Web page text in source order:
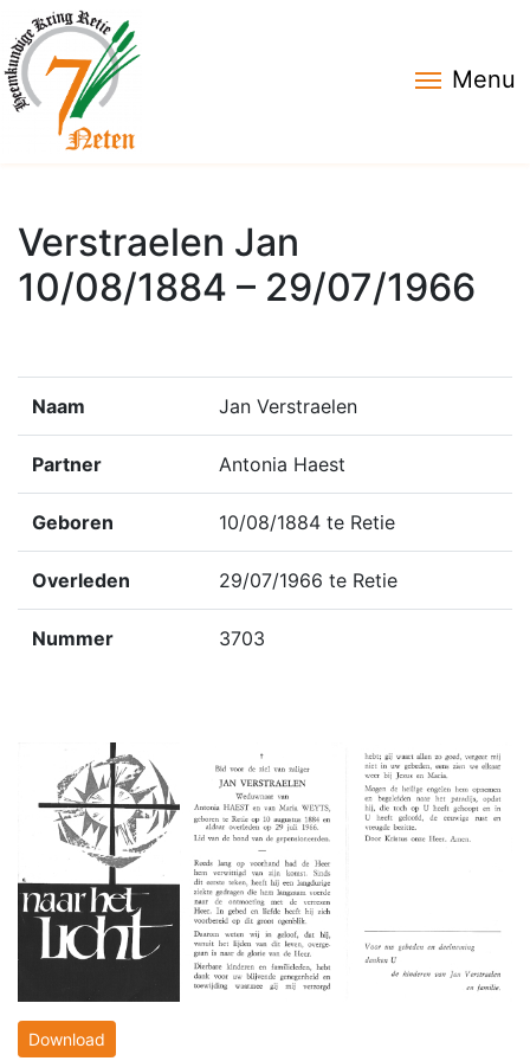
Menu
Verstraelen Jan
10/08/1884 – 29/07/1966
Naam Jan Verstraelen
Partner Antonia Haest
Geboren 10/08/1884 te Retie
Overleden 29/07/1966 te Retie
Nummer 3703
Download